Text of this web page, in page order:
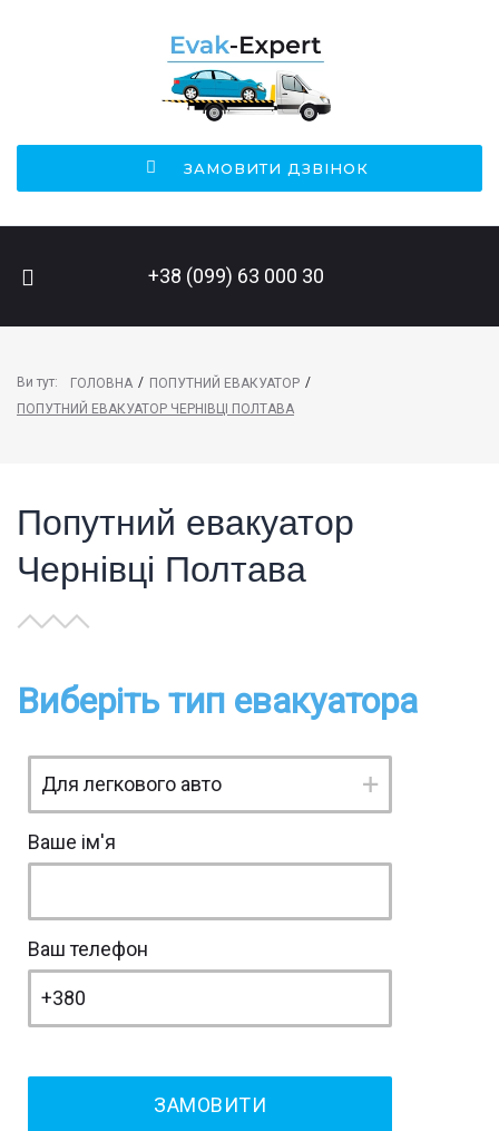
ЗАМОВИТИ ДЗВІНОК
+38 (099) 63 000 30
Ви тут: ГОЛОВНА / ПОПУТНИЙ ЕВАКУАТОР /
ПОПУТНИЙ ЕВАКУАТОР ЧЕРНІВЦІ ПОЛТАВА
Попутний евакуатор
Чернівці Полтава
Виберіть тип евакуатора
Ваше ім'я
Ваш телефон
ПОШУК НА САЙТІ